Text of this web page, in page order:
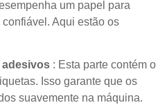
um papel para
Aqui estão os
adesivos : Esta parte contém o
Isso garante que os
suavemente na máquina.